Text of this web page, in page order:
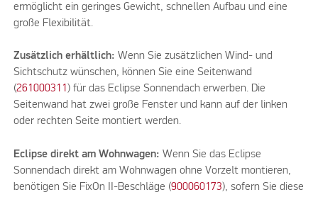
ermöglicht ein geringes Gewicht, schnellen Aufbau und eine
große Flexibilität.
Zusätzlich erhältlich: Wenn Sie zusätzlichen Wind- und
Sichtschutz wünschen, können Sie eine Seitenwand
(261000311) für das Eclipse Sonnendach erwerben. Die
Seitenwand hat zwei große Fenster und kann auf der linken
oder rechten Seite montiert werden.
Eclipse direkt am Wohnwagen: Wenn Sie das Eclipse
Sonnendach direkt am Wohnwagen ohne Vorzelt montieren,
benötigen Sie FixOn II-Beschläge (900060173), sofern Sie diese